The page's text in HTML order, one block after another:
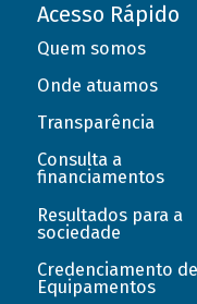
Acesso Rápido
Quem somos
Onde atuamos
Transparência
Consulta a
financiamentos
Resultados para a
sociedade
Credenciamento de
Equipamentos